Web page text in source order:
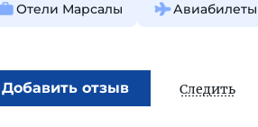
Отели Марсалы
Добавить отзыв Следить